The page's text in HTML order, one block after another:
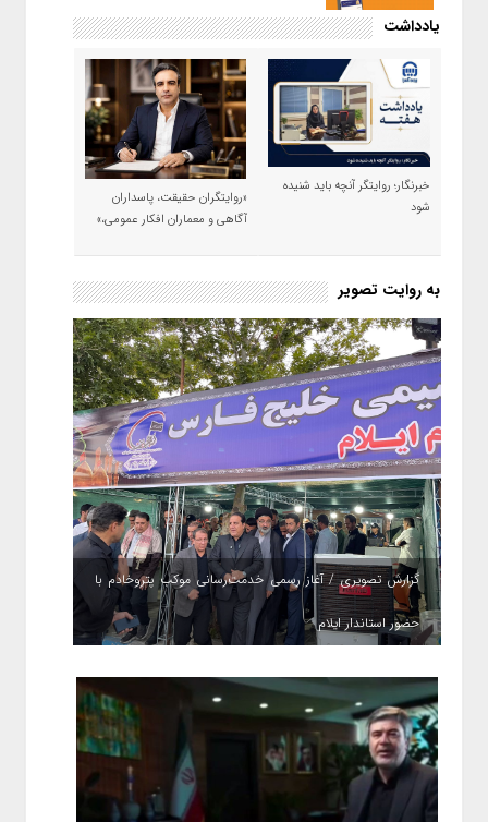
یادداشت
خبرنگار؛ روایتگر آنچه باید شنیده
شود
«روایتگران حقیقت، پاسداران
آگاهی و معماران افکار عمومی،»
به روایت تصویر
گزارش تصویری / آغاز رسمی خدمت‌رسانی موکب پتروخادم با
حضور استاندار ایلام